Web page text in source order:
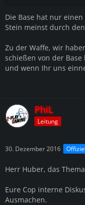
Die Base hat nur
Stein meinst durch
Zu der Waffe, wir
schießen von der
und wenn Ihr uns
PhiL
Leitung
30. Dezember 2016
Herr Huber, das
Eure Cop interne
Ausmachen.